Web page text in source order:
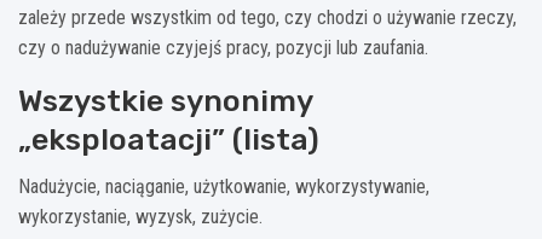
zależy przede wszystkim od tego, czy chodzi o używanie rzeczy,
czy o nadużywanie czyjejś pracy, pozycji lub zaufania.
Wszystkie synonimy
„eksploatacji” (lista)
Nadużycie, naciąganie, użytkowanie, wykorzystywanie,
wykorzystanie, wyzysk, zużycie.